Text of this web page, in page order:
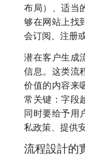
布局）、适当
够在网站上找
会订阅、注册
潜在客户生成
信息。这类流
价值的内容来
常关键：字段
同时要给予用
私政策、提供
流程設計的